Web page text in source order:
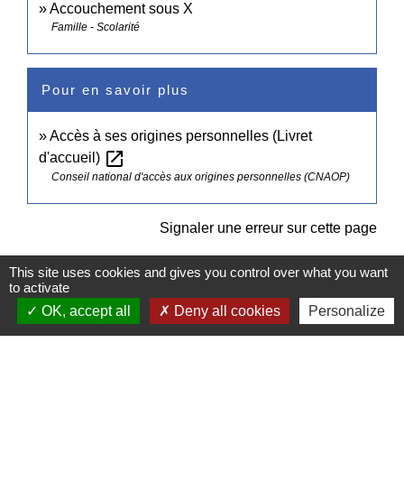
Accouchement sous X
Famille - Scolarité
Pour en savoir plus
Accès à ses origines personnelles (Livret
d'accueil) open_in_new
Conseil national d'accès aux origines personnelles (CNAOP)
Signaler une erreur sur cette page
This site uses cookies and gives you control over what you want
to activate
OK, accept all
Deny all cookies Personalize